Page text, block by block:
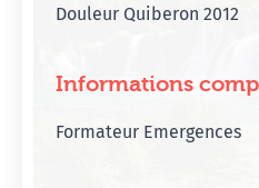
Douleur Quiberon 2012
Informations
Formateur Emergences